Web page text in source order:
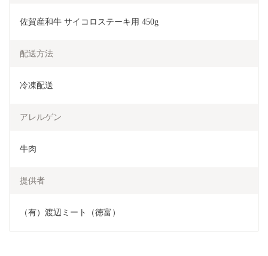
佐賀産和牛 サイコロステーキ用 450g
配送方法
冷凍配送
アレルゲン
牛肉
提供者
（有）渡辺ミート（徳富）